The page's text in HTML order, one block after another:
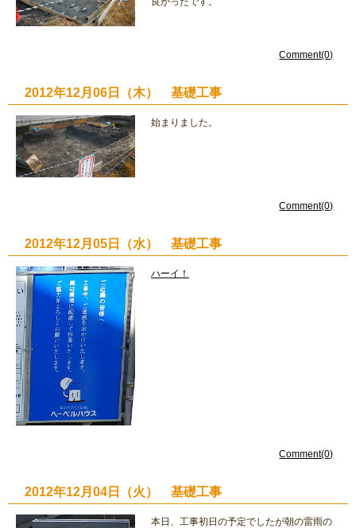
Comment(0)
2012年12月06日（木） 基礎工事
始まりました。
Comment(0)
2012年12月05日（水） 基礎工事
ハーイ！
Comment(0)
2012年12月04日（火） 基礎工事
本日、工事初日の予定でしたが朝の雷雨の